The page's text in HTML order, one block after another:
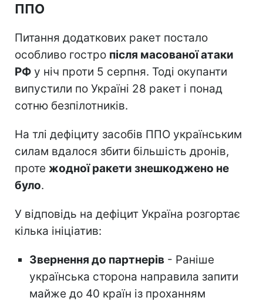
ППО
Питання додаткових ракет постало
особливо гостро після масованої атаки
РФ у ніч проти 5 серпня. Тоді окупанти
випустили по Україні 28 ракет і понад
сотню безпілотників.
На тлі дефіциту засобів ППО українським
силам вдалося збити більшість дронів,
проте жодної ракети знешкоджено не
було.
У відповідь на дефіцит Україна розгортає
кілька ініціатив:
Звернення до партнерів - Раніше
українська сторона направила запити
майже до 40 країн із проханням